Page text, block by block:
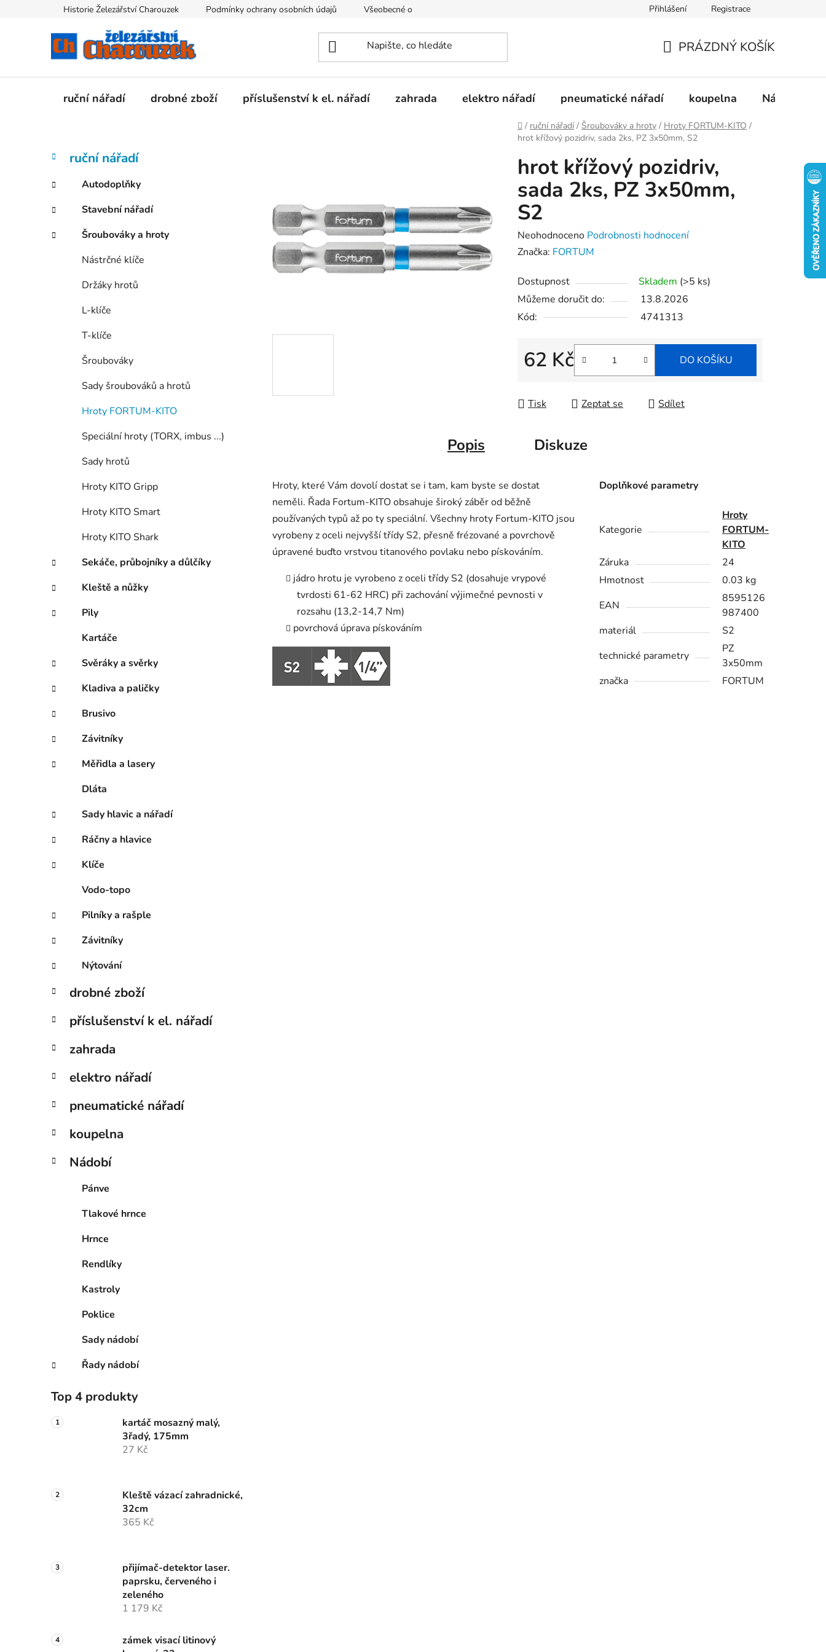
Historie Železářství Charouzek Podmínky ochrany osobních údajů Všeobecné obchodní podmínky Doprava a platba Kontakty
Přihlášení Registrace
KOŠÍK
PRÁZDNÝ KOŠÍK
ruční nářadí drobné zboží příslušenství k el. nářadí zahrada elektro nářadí pneumatické nářadí koupelna Nádobí
Domů
/ ruční nářadí / Šroubováky a hroty / Hroty FORTUM-KITO /
hrot křížový pozidriv, sada 2ks, PZ 3x50mm, S2
P
s
r
a
Přeskočit
kategorie
K
a
e
g
o
r
ruční nářadí
Autodoplňky
Stavební nářadí
Šroubováky a hroty
Nástrčné klíče
Držáky hrotů
L-klíče
T-klíče
Šroubováky
Sady šroubováků a hrotů
Hroty FORTUM-KITO
Speciální hroty (TORX, imbus ...)
Sady hrotů
Hroty KITO Gripp
Hroty KITO Smart
Hroty KITO Shark
Sekáče, průbojníky a důlčíky
Kleště a nůžky
Pily
Kartáče
Svěráky a svěrky
Kladiva a paličky
Brusivo
Závitníky
Měřidla a lasery
Dláta
Sady hlavic a nářadí
Ráčny a hlavice
Klíče
Vodo-topo
Pilníky a rašple
Závitníky
Nýtování
drobné zboží
příslušenství k el. nářadí
zahrada
elektro nářadí
pneumatické nářadí
koupelna
Nádobí
Pánve
Tlakové hrnce
Hrnce
Rendlíky
Kastroly
Poklice
Sady nádobí
Řady nádobí
Top 4 produkty
kartáč mosazný malý,
3řadý, 175mm
27 Kč
Kleště vázací zahradnické,
32cm
365 Kč
přijímač-detektor laser.
paprsku, červeného i
zeleného
1 179 Kč
zámek visací litinový
hrot křížový pozidriv,
sada 2ks, PZ 3x50mm,
S2
Průměrné
hodnocení
je
0,0
z
hvězdiček.
Neohodnoceno Podrobnosti hodnocení
Značka: FORTUM
Dostupnost Skladem (>5 ks)
Můžeme doručit do:
13.8.2026
Kód:
4741313
62 Kč
Měrná cena:
DO KOŠÍKU
Tisk Zeptat se Sdílet
Popis Diskuze
Hroty, které Vám dovolí dostat se i tam, kam byste se dostat
neměli. Řada Fortum-KITO obsahuje široký záběr od běžně
používaných typů až po ty speciální. Všechny hroty Fortum-KITO jsou
vyrobeny z oceli nejvyšší třídy S2, přesně frézované a povrchově
úpravené buďto vrstvou titanového povlaku nebo pískováním.
jádro hrotu je vyrobeno z oceli třídy S2 (dosahuje vrypové
tvrdosti 61-62 HRC) při zachování výjimečné pevnosti v
rozsahu (13,2-14,7 Nm)
povrchová úprava pískováním
Doplňkové parametry
Kategorie
Hroty
FORTUM-
KITO
Záruka
24
Hmotnost
0.03 kg
EAN
8595126
987400
materiál
S2
technické parametry
PZ
3x50mm
značka
FORTUM